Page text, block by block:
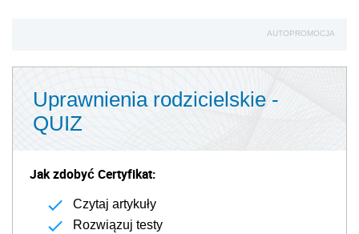
AUTOPROMOCJA
Uprawnienia rodzicielskie -
QUIZ
Jak zdobyć Certyfikat:
Czytaj artykuły
Rozwiązuj testy